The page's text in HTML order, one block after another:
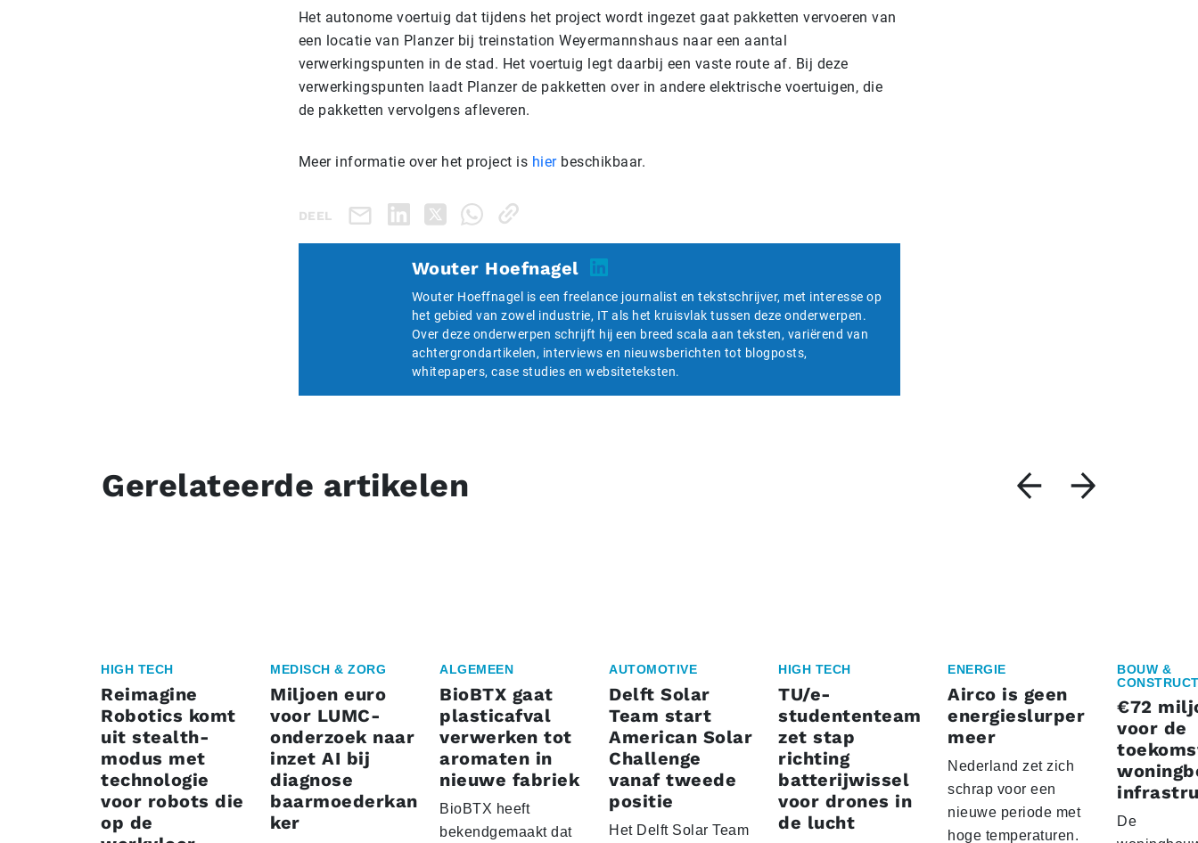
Het autonome voertuig dat tijdens het project wordt ingezet gaat pakketten vervoeren van
een locatie van Planzer bij treinstation Weyermannshaus naar een aantal
verwerkingspunten in de stad. Het voertuig legt daarbij een vaste route af. Bij deze
verwerkingspunten laadt Planzer de pakketten over in andere elektrische voertuigen, die
de pakketten vervolgens afleveren.
Meer informatie over het project is hierbeschikbaar.
DEEL
Wouter Hoefnagel
Wouter Hoeffnagel is een freelance journalist en tekstschrijver, met interesse op
het gebied van zowel industrie, IT als het kruisvlak tussen deze onderwerpen.
Over deze onderwerpen schrijft hij een breed scala aan teksten, variërend van
achtergrondartikelen, interviews en nieuwsberichten tot blogposts,
whitepapers, case studies en websiteteksten.
Gerelateerde artikelen
HIGH TECH
Reimagine
Robotics komt
uit stealth-
modus met
technologie
voor robots die
op de
MEDISCH & ZORG
Miljoen euro
voor LUMC-
onderzoek naar
inzet AI bij
diagnose
baarmoederkan
ker
ALGEMEEN
BioBTX gaat
plasticafval
verwerken tot
aromaten in
nieuwe fabriek
BioBTX heeft
bekendgemaakt dat
AUTOMOTIVE
Delft Solar
Team start
American Solar
Challenge
vanaf tweede
positie
Het Delft Solar Team
HIGH TECH
TU/e-
studententeam
zet stap
richting
batterijwissel
voor drones in
de lucht
ENERGIE
Airco is geen
energieslurper
meer
Nederland zet zich
schrap voor een
nieuwe periode met
hoge temperaturen.
BOUW &
€72
voor de
De